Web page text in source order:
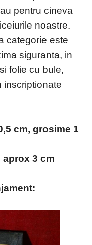
pentru cineva
noastre.
categorie este
siguranta, in
folie cu bule,
inscriptionate
cm, grosime 1
aprox 3 cm